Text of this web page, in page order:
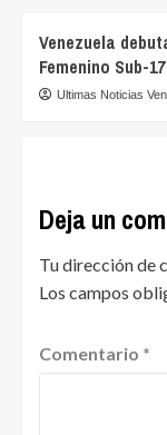
Venezuela
Femenino Sub-
Ultimas Noticias
Deja un
Tu dirección de
Los campos
Comentario *